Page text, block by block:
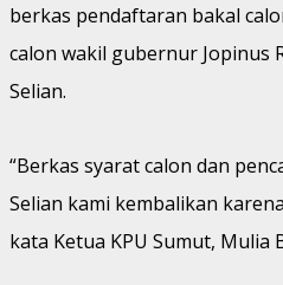
berkas pendaftaran bakal
calon wakil gubernur Jopinus
Selian.
“Berkas syarat calon dan
Selian kami kembalikan
kata Ketua KPU Sumut, Mulia